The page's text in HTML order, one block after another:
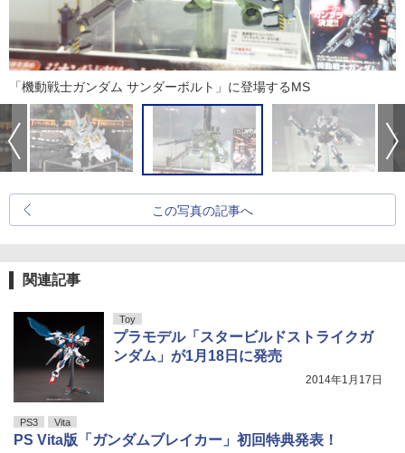
「機動戦士ガンダム サンダーボルト」に登場するMS
この写真の記事へ
関連記事
Toy
プラモデル「スタービルドストライクガ
ンダム」が1月18日に発売
2014年1月17日
PS3 Vita
PS Vita版「ガンダムブレイカー」初回特典発表！